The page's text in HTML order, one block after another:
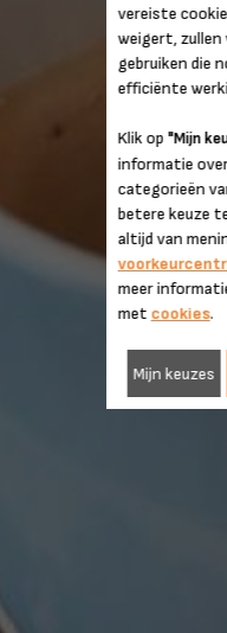
vereiste
weigert, zullen
gebruiken die
efficiënte
Klik op "Mijn
informatie
categorieën
betere keuze
altijd van
meer
met cookies.
Mijn keuzes